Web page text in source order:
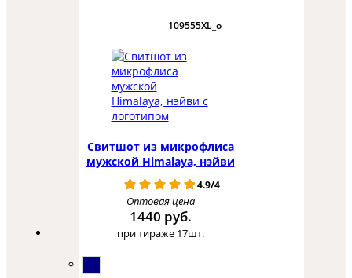
109555XL_o
Свитшот из микрофлиса
мужской Himalaya, нэйви
4.9/4
Оптовая цена
1440 руб.
при тираже 17шт.